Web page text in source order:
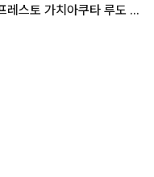
반프레스토 가치아쿠타 루도 피규어